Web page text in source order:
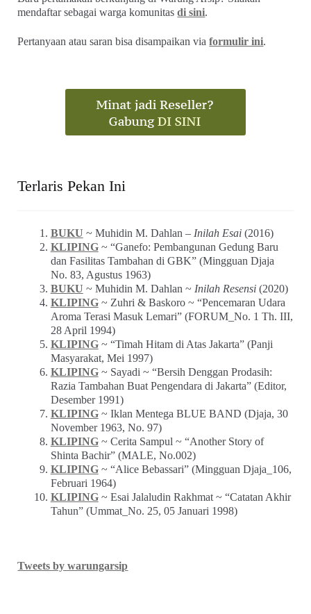
mendaftar sebagai warga komunitasdi sini.
Pertanyaan atau saran bisa disampaikan viaformulir ini.
Terlaris Pekan Ini
BUKU ~ Muhidin M. Dahlan – Inilah Esai(2016)
KLIPING~ “Ganefo: Pembangunan Gedung Baru
dan Fasilitas Tambahan di GBK” (Mingguan Djaja
No. 83, Agustus 1963)
BUKU ~ Muhidin M. Dahlan ~ Inilah Resensi(2020)
KLIPING~ Zuhri & Baskoro ~ “Pencemaran Udara
Aroma Terasi Masuk Lemari” (FORUM_No. 1 Th. III,
28 April 1994)
KLIPING~ “Timah Hitam di Atas Jakarta” (Panji
Masyarakat, Mei 1997)
KLIPING~ Sayadi ~ “Bersih Denggan Prodasih:
Razia Tambahan Buat Pengendara di Jakarta” (Editor,
Desember 1991)
KLIPING~ Iklan Mentega BLUE BAND (Djaja, 30
November 1963, No. 97)
KLIPING~ Cerita Sampul ~ “Another Story of
Shinta Bachir” (MALE, No.002)
KLIPING~ “Alice Bebassari” (Mingguan Djaja_106,
Februari 1964)
KLIPING~ Esai Jalaludin Rakhmat ~ “Catatan Akhir
Tahun” (Ummat_No. 25, 05 Januari 1998)
Tweets by warungarsip